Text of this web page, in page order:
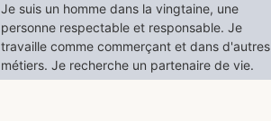
Je suis un homme dans la vingtaine, une
personne respectable et responsable. Je
travaille comme commerçant et dans d'autres
métiers. Je recherche un partenaire de vie.